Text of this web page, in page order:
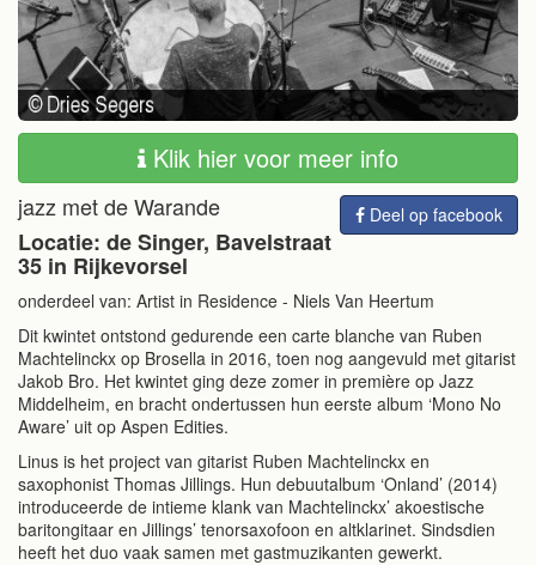
Klik hier voor meer info
Deel op facebook
jazz met de Warande
Locatie: de Singer, Bavelstraat
35 in Rijkevorsel
onderdeel van: Artist in Residence - Niels Van Heertum
Dit kwintet ontstond gedurende een carte blanche van Ruben
Machtelinckx op Brosella in 2016, toen nog aangevuld met gitarist
Jakob Bro. Het kwintet ging deze zomer in première op Jazz
Middelheim, en bracht ondertussen hun eerste album ‘Mono No
Aware’ uit op Aspen Edities.
Linus is het project van gitarist Ruben Machtelinckx en
saxophonist Thomas Jillings. Hun debuutalbum ‘Onland’ (2014)
introduceerde de intieme klank van Machtelinckx’ akoestische
baritongitaar en Jillings’ tenorsaxofoon en altklarinet. Sindsdien
heeft het duo vaak samen met gastmuzikanten gewerkt.